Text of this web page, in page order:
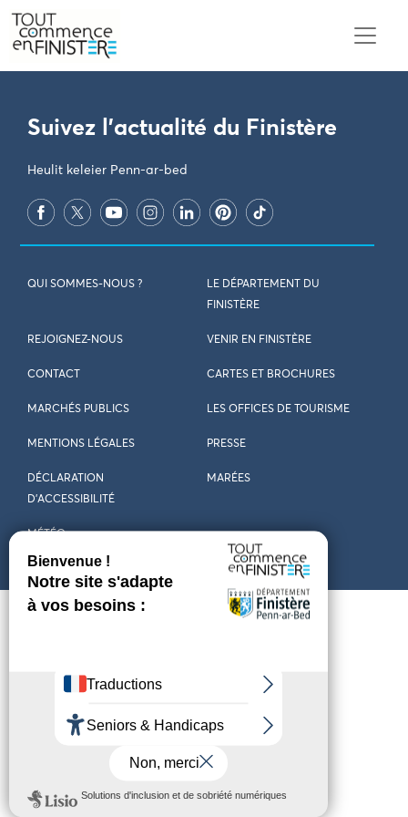
PARAMÈTRES DES COOKIES
Suivez l'actualité du Finistère
Heulit keleier Penn-ar-bed
QUI SOMMES-NOUS ?
LE DÉPARTEMENT DU
FINISTÈRE
REJOIGNEZ-NOUS VENIR EN FINISTÈRE
CONTACT CARTES ET BROCHURES
MARCHÉS PUBLICS LES OFFICES DE TOURISME
MENTIONS LÉGALES PRESSE
DÉCLARATION
D’ACCESSIBILITÉ
MARÉES
MÉTÉO